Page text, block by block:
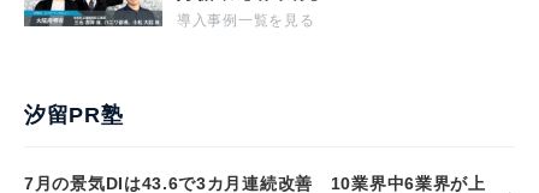
導入事例一覧を見る
汐留PR塾
7月の景気DIは43.6で3カ月連続改善 10業界中6業界が上